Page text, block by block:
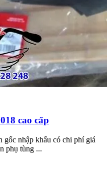
cao cấp
gốc nhập khẩu có chi phí giá
phụ tùng ...